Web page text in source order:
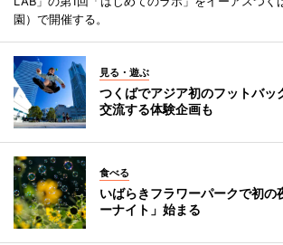
園）で開催する。
見る・遊ぶ
つくばでアジア初のフットバ
交流する体験企画も
食べる
いばらきフラワーパークで初
ーナイト」始まる